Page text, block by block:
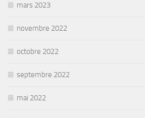
mars 2023
novembre 2022
octobre 2022
septembre 2022
mai 2022